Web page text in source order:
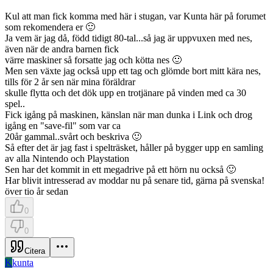
Kul att man fick komma med här i stugan, var Kunta här på forumet
som rekomendera er 🙂
Ja vem är jag då, född tidigt 80-tal...så jag är uppvuxen med nes,
även när de andra barnen fick
värre maskiner så forsatte jag och kötta nes 🙂
Men sen växte jag också upp ett tag och glömde bort mitt kära nes,
tills för 2 år sen när mina föräldrar
skulle flytta och det dök upp en trotjänare på vinden med ca 30
spel..
Fick igång på maskinen, känslan när man dunka i Link och drog
igång en "save-fil" som var ca
20år gammal..svårt och beskriva 🙂
Så efter det är jag fast i spelträsket, håller på bygger upp en samling
av alla Nintendo och Playstation
Sen har det kommit in ett megadrive på ett hörn nu också 🙂
Har blivit intresserad av moddar nu på senare tid, gärna på svenska!
över tio år sedan
0
0
Citera
Kkunta